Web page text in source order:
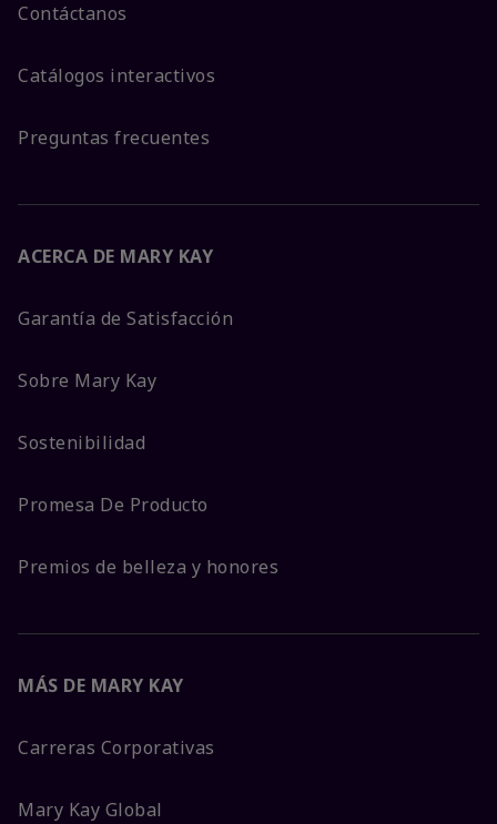
Contáctanos
Catálogos interactivos
Preguntas frecuentes
ACERCA DE MARY KAY
Garantía de Satisfacción
Sobre Mary Kay
Sostenibilidad
Promesa De Producto
Premios de belleza y honores
MÁS DE MARY KAY
Carreras Corporativas
Mary Kay Global